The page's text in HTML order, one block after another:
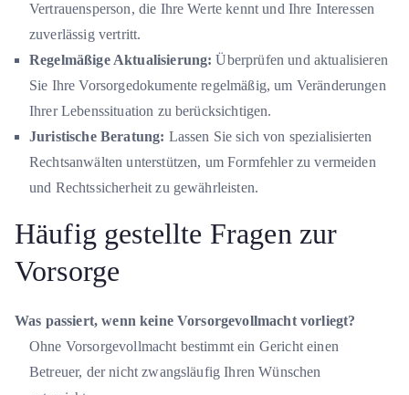
Vertrauensperson, die Ihre Werte kennt und Ihre Interessen
zuverlässig vertritt.
Regelmäßige Aktualisierung: Überprüfen und aktualisieren
Sie Ihre Vorsorgedokumente regelmäßig, um Veränderungen
Ihrer Lebenssituation zu berücksichtigen.
Juristische Beratung: Lassen Sie sich von spezialisierten
Rechtsanwälten unterstützen, um Formfehler zu vermeiden
und Rechtssicherheit zu gewährleisten.
Häufig gestellte Fragen zur
Vorsorge
Was passiert, wenn keine Vorsorgevollmacht vorliegt?
Ohne Vorsorgevollmacht bestimmt ein Gericht einen
Betreuer, der nicht zwangsläufig Ihren Wünschen